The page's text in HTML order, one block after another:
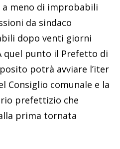
meno di improbabili
da sindaco
dopo venti giorni
quel punto il Prefetto di
potrà avviare l’iter
Consiglio comunale e la
prefettizio che
prima tornata